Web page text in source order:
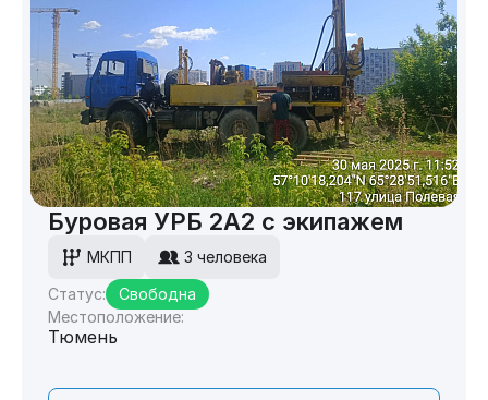
Буровая УРБ 2А2 с экипажем
МКПП
3 человека
Статус:
Свободна
Местоположение:
Тюмень